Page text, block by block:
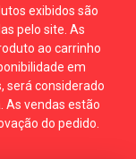
exibidos são
pelo site. As
ao carrinho
em
será considerado
As vendas estão
do pedido.